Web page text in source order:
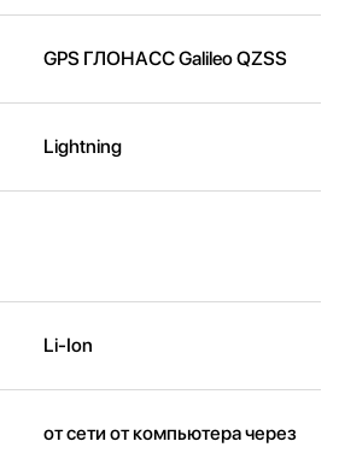
GPS ГЛОНАСС Galileo QZSS
Lightning
Li-Ion
от сети от компьютера через